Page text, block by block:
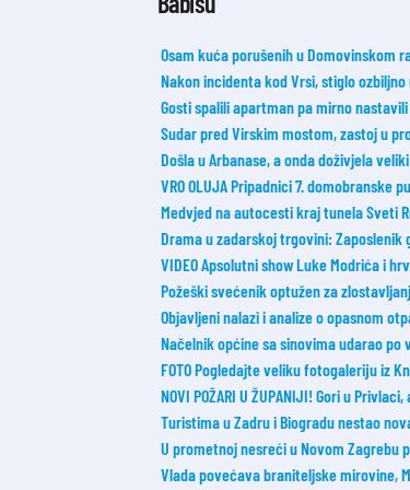
Osam kuća porušenih u Domovinskom
Nakon incidenta kod Vrsi, stiglo
Gosti spalili apartman pa mirno
Sudar pred Virskim mostom, zastoj u
Došla u Arbanase, a onda doživjela
VRO OLUJA Pripadnici 7. domobranske
Medvjed na autocesti kraj tunela Sveti
Drama u zadarskoj trgovini:
VIDEO Apsolutni show Luke Modrića i
Požeški svećenik optužen za
Objavljeni nalazi i analize o opasnom
Načelnik općine sa sinovima udarao
FOTO Pogledajte veliku fotogaleriju iz
NOVI POŽARI U ŽUPANIJI! Gori u
Turistima u Zadru i Biogradu nestao
U prometnoj nesreći u Novom Zagrebu
Vlada povećava braniteljske mirovine,